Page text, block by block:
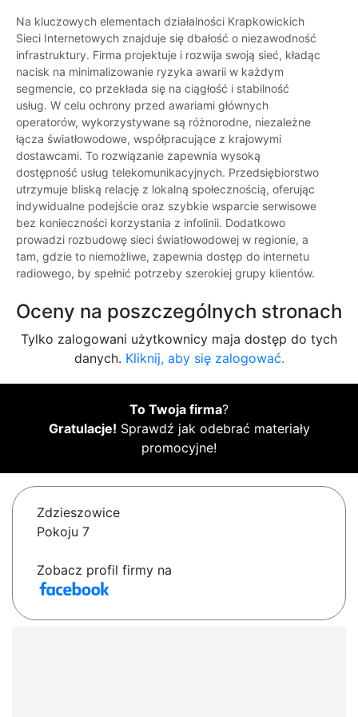
Na kluczowych elementach działalności Krapkowickich
Sieci Internetowych znajduje się dbałość o niezawodność
infrastruktury. Firma projektuje i rozwija swoją sieć, kładąc
nacisk na minimalizowanie ryzyka awarii w każdym
segmencie, co przekłada się na ciągłość i stabilność
usług. W celu ochrony przed awariami głównych
operatorów, wykorzystywane są różnorodne, niezależne
łącza światłowodowe, współpracujące z krajowymi
dostawcami. To rozwiązanie zapewnia wysoką
dostępność usług telekomunikacyjnych. Przedsiębiorstwo
utrzymuje bliską relację z lokalną społecznością, oferując
indywidualne podejście oraz szybkie wsparcie serwisowe
bez konieczności korzystania z infolinii. Dodatkowo
prowadzi rozbudowę sieci światłowodowej w regionie, a
tam, gdzie to niemożliwe, zapewnia dostęp do internetu
radiowego, by spełnić potrzeby szerokiej grupy klientów.
Oceny na poszczególnych stronach
Tylko zalogowani użytkownicy maja dostęp do tych
danych. Kliknij, aby się zalogować.
To Twoja firma?
Gratulacje! Sprawdź jak odebrać materiały
promocyjne!
Zdzieszowice
Pokoju 7
Zobacz profil firmy na